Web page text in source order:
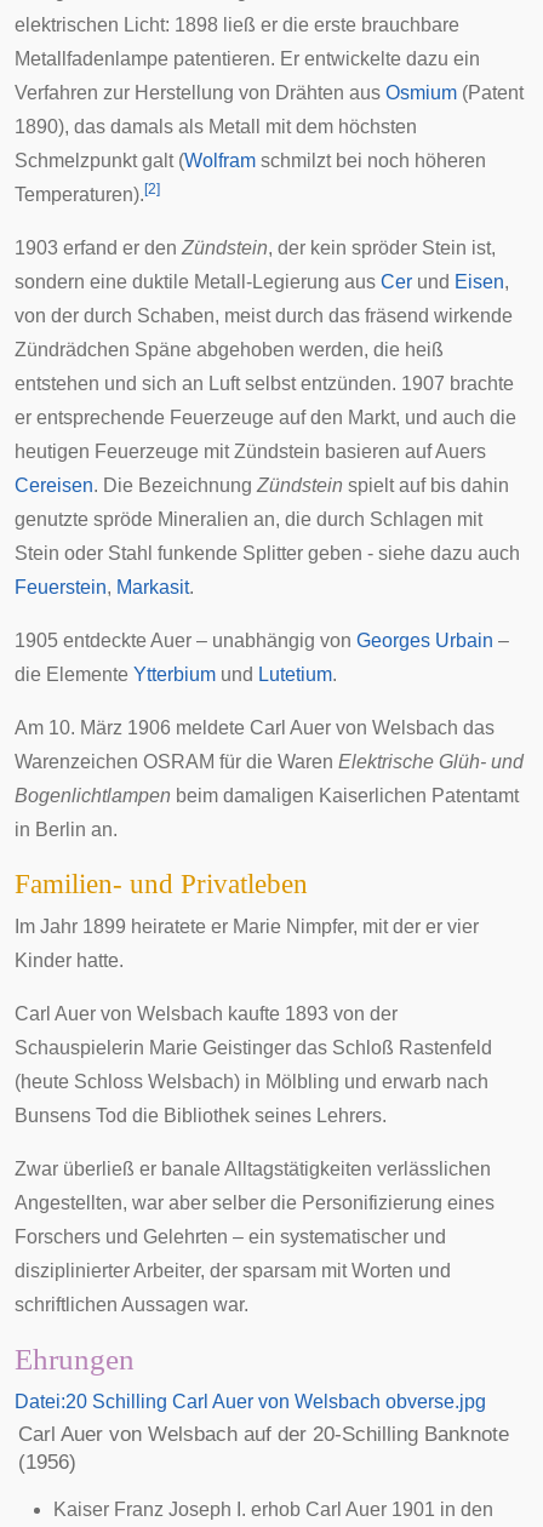
elektrischen Licht: 1898 ließ er die erste brauchbare
Metallfadenlampe patentieren. Er entwickelte dazu ein
Verfahren zur Herstellung von Drähten aus Osmium (Patent
1890), das damals als Metall mit dem höchsten
Schmelzpunkt galt (Wolfram schmilzt bei noch höheren
Temperaturen). [2]
1903 erfand er den Zündstein, der kein spröder Stein ist,
sondern eine duktile Metall-Legierung aus Cer und Eisen,
von der durch Schaben, meist durch das fräsend wirkende
Zündrädchen Späne abgehoben werden, die heiß
entstehen und sich an Luft selbst entzünden. 1907 brachte
er entsprechende Feuerzeuge auf den Markt, und auch die
heutigen Feuerzeuge mit Zündstein basieren auf Auers
Cereisen. Die Bezeichnung Zündstein spielt auf bis dahin
genutzte spröde Mineralien an, die durch Schlagen mit
Stein oder Stahl funkende Splitter geben - siehe dazu auch
Feuerstein, Markasit.
1905 entdeckte Auer – unabhängig von Georges Urbain –
die Elemente Ytterbium und Lutetium.
Am 10. März 1906 meldete Carl Auer von Welsbach das
Warenzeichen OSRAM für die Waren Elektrische Glüh- und
Bogenlichtlampen beim damaligen Kaiserlichen Patentamt
in Berlin an.
Familien- und Privatleben
Im Jahr 1899 heiratete er Marie Nimpfer, mit der er vier
Kinder hatte.
Carl Auer von Welsbach kaufte 1893 von der
Schauspielerin Marie Geistinger das Schloß Rastenfeld
(heute Schloss Welsbach) in Mölbling und erwarb nach
Bunsens Tod die Bibliothek seines Lehrers.
Zwar überließ er banale Alltagstätigkeiten verlässlichen
Angestellten, war aber selber die Personifizierung eines
Forschers und Gelehrten – ein systematischer und
disziplinierter Arbeiter, der sparsam mit Worten und
schriftlichen Aussagen war.
Ehrungen
Datei:20 Schilling Carl Auer von Welsbach obverse.jpg
Carl Auer von Welsbach auf der 20-Schilling Banknote
(1956)
Kaiser Franz Joseph I. erhob Carl Auer 1901 in den